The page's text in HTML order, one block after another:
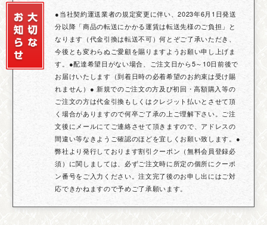
●当社契約運送業者の規定変更に伴い、2023年6月1日発送
分以降「商品の転送にかかる運賃は転送先様のご負担」と
なります（代金引換は転送不可）何とぞご了承いただき、
今後とも変わらぬご愛顧を賜りますようお願い申し上げま
す。●配達希望日がない場合、ご注文日から5～10日前後で
お届けいたします（到着日時の必着希望のお約束は受け賜
れません）● 新規でのご注文の方及び初回・高額購入等の
ご注文の方は代金引換もしくはクレジット払いとさせて頂
く場合がありますので何卒ご了承の上ご理解下さい。ご注
文後にメールにてご連絡させて頂きますので、アドレスの
間違い等なきようご確認のほどを宜しくお願い致します。●
弊社より発行しております割引クーポン（無料会員登録必
須）に関しましては、必ずご注文時に所定の個所にクーポ
ン番号をご入力ください。注文完了後のお申し出にはご対
応できかねますので予めご了承願います。